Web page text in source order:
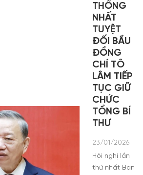
THỐNG
NHẤT
TUYỆT
ĐỐI BẦU
ĐỒNG
CHÍ TÔ
LÂM TIẾP
TỤC GIỮ
CHỨC
TỔNG BÍ
THƯ
23/01/2026
Hội nghị lần
thứ nhất Ban